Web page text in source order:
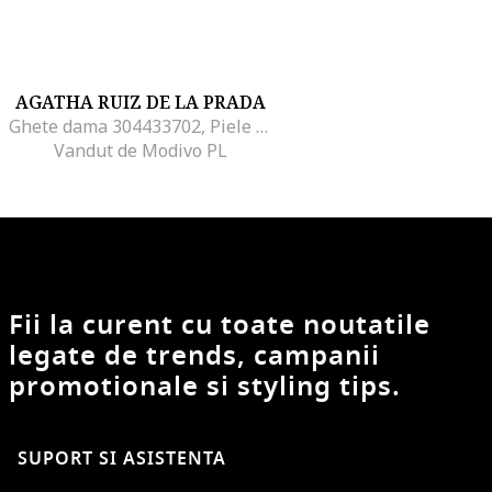
AGATHA RUIZ DE LA PRADA
Ghete dama 304433702, Piele ecologica, Roz, Roz
Vandut de Modivo PL
Fii la curent cu toate noutatile
legate de trends, campanii
promotionale si styling tips.
SUPORT SI ASISTENTA